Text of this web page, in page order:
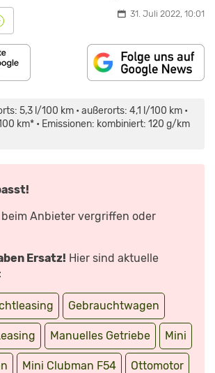
31. Juli 2022, 10:01
5,3 l/100 km • außerorts: 4,1 l/100 km •
km* • Emissionen: kombiniert: 120 g/km
beim Anbieter vergriffen oder
Ersatz! Hier sind aktuelle
Gebrauchtwagen
Manuelles Getriebe Mini
Mini Clubman F54 Ottomotor